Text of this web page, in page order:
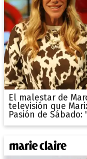
El malestar de
televisión que
Pasión de